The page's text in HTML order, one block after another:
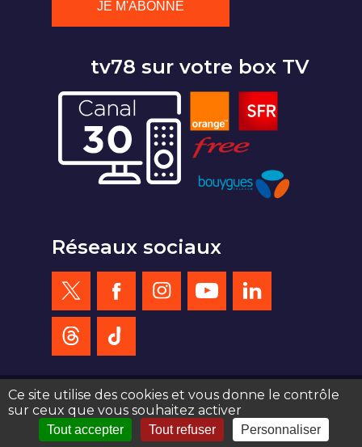
tv78 sur votre box TV
Réseaux sociaux
création site web : agence de communication Serious Team 360°
Ce site utilise des cookies et vous donne le contrôle
sur ceux que vous souhaitez activer
Tout accepter Tout refuser Personnaliser